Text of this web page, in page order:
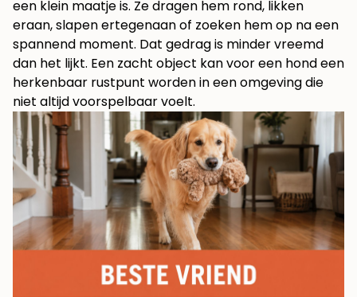
een klein maatje is. Ze dragen hem rond, likken
eraan, slapen ertegenaan of zoeken hem op na een
spannend moment. Dat gedrag is minder vreemd
dan het lijkt. Een zacht object kan voor een hond een
herkenbaar rustpunt worden in een omgeving die
niet altijd voorspelbaar voelt.